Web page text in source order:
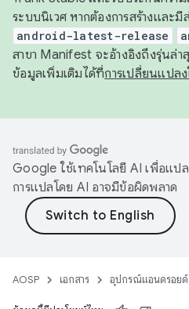
ระบบนิเวศ หากต้องการสร้างและ
android-latest-release
สาขา Manifest จะอ้างอิงถึงรุ่นล่
ข้อมูลเพิ่มเติมได้ที่การเปลี่ยนแปล
Google ใช้เทคโนโลยี AI เพื่อแป
การแปลโดย AI อาจมีข้อผิดพลาด
AOSP เอกสาร อุปกรณ์แอนดรอยด์